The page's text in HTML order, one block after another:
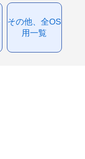
その他、全OS
用一覧